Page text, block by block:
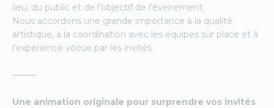
lieu, du public et de l’objectif de l’événement.
Nous accordons une grande importance à la qualité
artistique, à la coordination avec les équipes sur place et à
l’expérience vécue par les invités.
⸻
Une animation originale pour surprendre vos invités